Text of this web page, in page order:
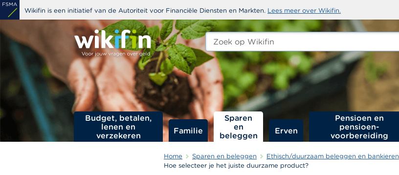
Overslaan
en
naar
inhoud
Wikifin is een initiatief van de Autoriteit voor Financiële Diensten en Markten. Lees meer over Wikifin.
Zoeken
edit-
Budget, betalen,
lenen en
verzekeren
Familie
Sparen
en
beleggen
Erven
Pensioen en
pensioen­
voorbereiding
Home Sparen en beleggen
Ethisch/duurzaam beleggen en bankieren
Hoe selecteer je het juiste duurzame product?